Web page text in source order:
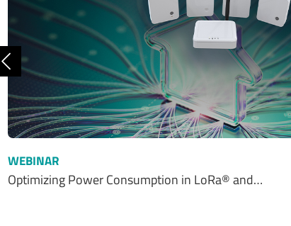
WEBINAR
Optimizing Power Consumption in LoRa® and…
上一页